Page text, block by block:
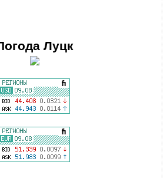
Луцк